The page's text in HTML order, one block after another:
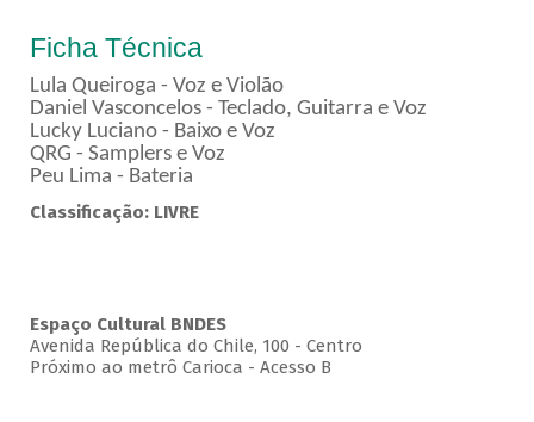
Ficha Técnica
Lula Queiroga - Voz e Violão
Daniel Vasconcelos - Teclado, Guitarra e Voz
Lucky Luciano - Baixo e Voz
QRG - Samplers e Voz
Peu Lima - Bateria
Classificação: LIVRE
Espaço Cultural BNDES
Avenida República do Chile, 100 - Centro
Próximo ao metrô Carioca - Acesso B